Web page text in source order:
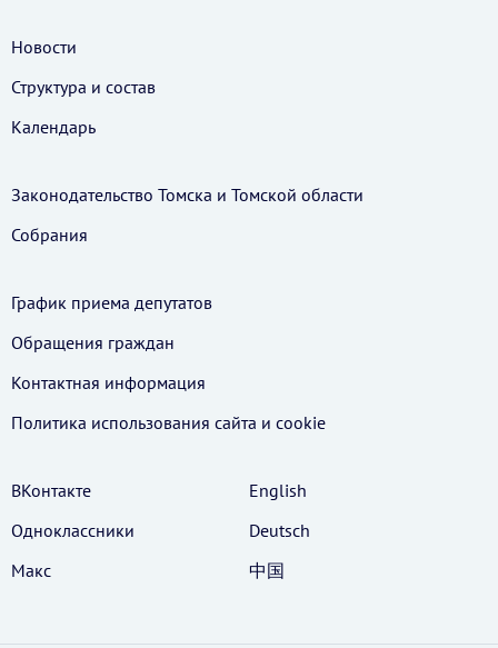
Новости
Структура и состав
Календарь
Законодательство Томска и Томской области
Собрания
График приема депутатов
Обращения граждан
Контактная информация
Политика использования cайта и cookie
ВКонтакте
Одноклассники
Макс
English
Deutsch
中国